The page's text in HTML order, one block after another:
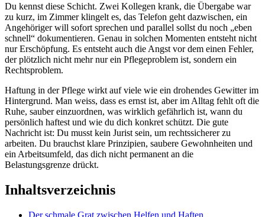
Du kennst diese Schicht. Zwei Kollegen krank, die Übergabe war
zu kurz, im Zimmer klingelt es, das Telefon geht dazwischen, ein
Angehöriger will sofort sprechen und parallel sollst du noch „eben
schnell“ dokumentieren. Genau in solchen Momenten entsteht nicht
nur Erschöpfung. Es entsteht auch die Angst vor dem einen Fehler,
der plötzlich nicht mehr nur ein Pflegeproblem ist, sondern ein
Rechtsproblem.
Haftung in der Pflege wirkt auf viele wie ein drohendes Gewitter im
Hintergrund. Man weiss, dass es ernst ist, aber im Alltag fehlt oft die
Ruhe, sauber einzuordnen, was wirklich gefährlich ist, wann du
persönlich haftest und wie du dich konkret schützt. Die gute
Nachricht ist: Du musst kein Jurist sein, um rechtssicherer zu
arbeiten. Du brauchst klare Prinzipien, saubere Gewohnheiten und
ein Arbeitsumfeld, das dich nicht permanent an die
Belastungsgrenze drückt.
Inhaltsverzeichnis
Der schmale Grat zwischen Helfen und Haften